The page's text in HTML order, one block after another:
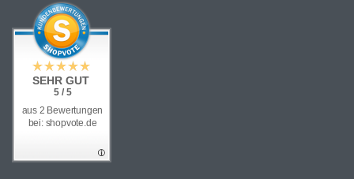
SEHR GUT
5 / 5
aus 2 Bewertungen
bei: shopvote.de